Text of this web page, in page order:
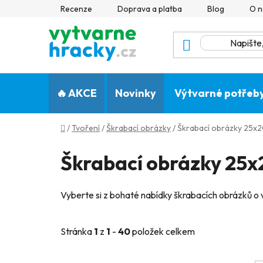
Recenze Doprava a platba Blog O
🔥 AKCE Novinky Výtvarné
Domů
/Tvoření/Škrabací obrázky/Škrabací obrázky
Škrabací obrázky
Vyberte si z bohaté nabídky škrabacích obrázků
Stránka 1 z 1 - 40položek celkem